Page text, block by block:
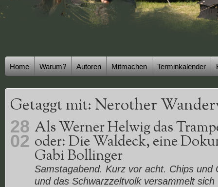
Home Warum? Autoren Mitmachen Terminkalender
Getaggt mit: Nerother
28
02
Als Werner Helwig das
oder: Die Waldeck, eine
Gabi Bollinger
Samstagabend. Kurz vor acht. Chips und
und das Schwarzzeltvolk versammelt